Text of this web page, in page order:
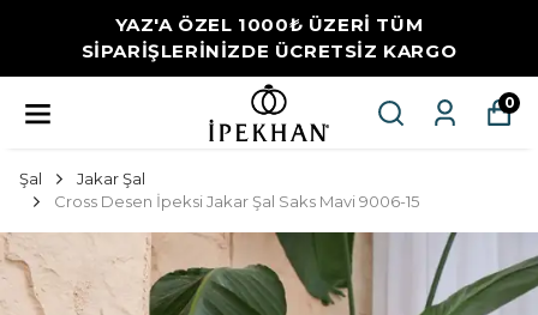
YAZ'A ÖZEL 1000₺ ÜZERİ TÜM
SİPARİŞLERİNİZDE ÜCRETSİZ KARGO
0
Şal
Jakar Şal
Cross Desen İpeksi Jakar Şal Saks Mavi 9006-15